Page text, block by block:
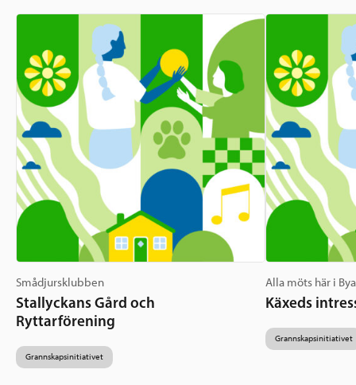
Smådjursklubben
Stallyckans Gård och
Ryttarförening
Grannskapsinitiativet
Alla möts här i
Käxeds
Grannskapsinitiativet